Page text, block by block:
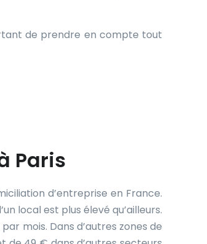
de prendre en compte tout
Paris
d’entreprise en France.
local est plus élevé qu’ailleurs.
mois. Dans d’autres zones de